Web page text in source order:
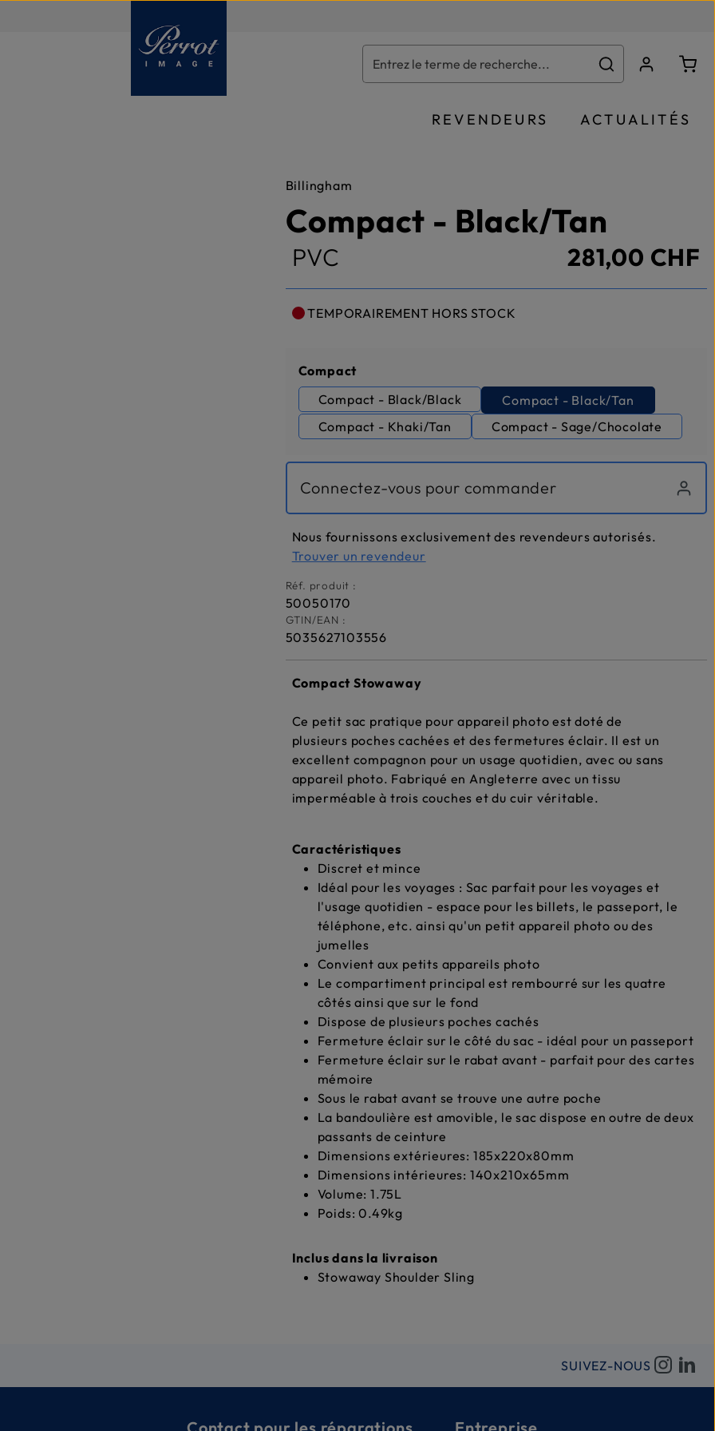
REVENDEURS ACTUALITÉS
Billingham
Compact - Black/Tan
PVC 281,00 CHF
TEMPORAIREMENT HORS STOCK
Sélectionnez
Compact
Compact - Black/Black
Compact - Black/Tan
Compact - Khaki/Tan
Compact - Sage/Chocolate
Connectez-vous pour commander
Nous fournissons exclusivement des revendeurs autorisés.
Trouver un revendeur
Réf. produit :
50050170
GTIN/EAN :
5035627103556
CompactStowaway
Ce petit sac pratique pour appareil photo est doté de
plusieurs poches cachées et des fermetures éclair. Il est un
excellent compagnon pour un usage quotidien, avec ou sans
appareil photo. Fabriqué en Angleterre avec un tissu
imperméable à trois couches et du cuir véritable.
Caractéristiques
Discret et mince
Idéal pour les voyages : Sac parfait pour les voyages et
l'usage quotidien - espace pour les billets, le passeport, le
téléphone, etc. ainsi qu'un petit appareil photo ou des
jumelles
Convient aux petits appareils photo
Le compartiment principal est rembourré sur les quatre
côtés ainsi que sur le fond
Dispose de plusieurs poches cachés
Fermeture éclair sur le côté du sac - idéal pour un passeport
Fermeture éclair sur le rabat avant - parfait pour des cartes
mémoire
Sous le rabat avant se trouve une autre poche
La bandoulière est amovible, le sac dispose en outre de deux
passants de ceinture
Dimensions extérieures: 185x220x80mm
Dimensions intérieures: 140x210x65mm
Volume: 1.75L
Poids: 0.49kg
Inclus dans la livraison
Stowaway Shoulder Sling
SUIVEZ-NOUS